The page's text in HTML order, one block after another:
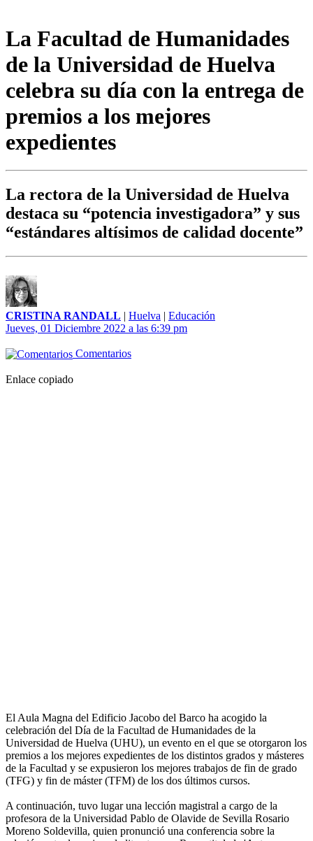
La Facultad de Humanidades
de la Universidad de Huelva
celebra su día con la entrega de
premios a los mejores
expedientes
La rectora de la Universidad de Huelva
destaca su “potencia investigadora” y sus
“estándares altísimos de calidad docente”
CRISTINA RANDALL | Huelva | Educación
Jueves, 01 Diciembre 2022 a las 6:39 pm
Comentarios
Enlace copiado
El Aula Magna del Edificio Jacobo del Barco ha acogido la
celebración del Día de la Facultad de Humanidades de la
Universidad de Huelva (UHU), un evento en el que se otorgaron los
premios a los mejores expedientes de los distintos grados y másteres
de la Facultad y se expusieron los mejores trabajos de fin de grado
(TFG) y fin de máster (TFM) de los dos últimos cursos.
A continuación, tuvo lugar una lección magistral a cargo de la
profesora de la Universidad Pablo de Olavide de Sevilla Rosario
Moreno Soldevilla, quien pronunció una conferencia sobre la